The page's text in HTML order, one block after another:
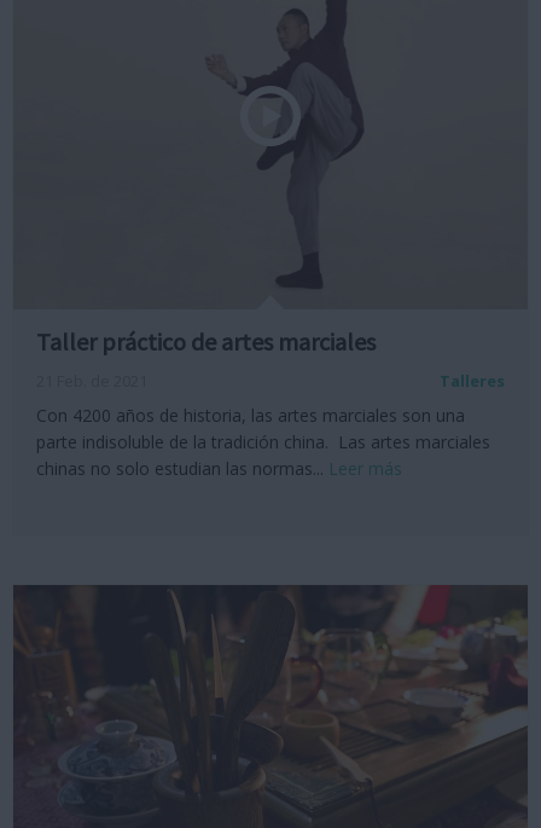
Taller práctico de artes marciales
Talleres
Con 4200 años de historia, las artes marciales son una
parte indisoluble de la tradición china. Las artes marciales
chinas no solo estudian las normas... Leer más